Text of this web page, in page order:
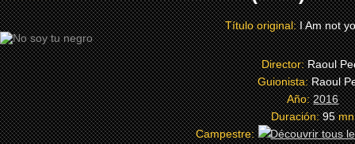
Título original:I Am not
Director:Raoul
Guionista:Raoul
Año:2016
Duración:95mn
Campestre: